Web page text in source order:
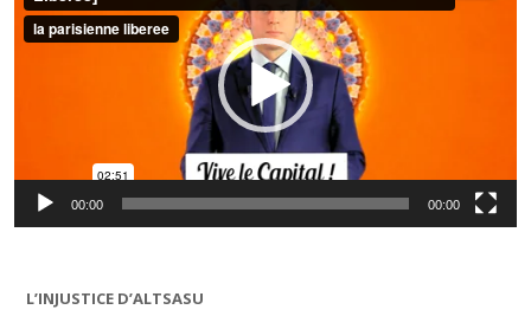
00:00 00:00
L’INJUSTICE D’ALTSASU